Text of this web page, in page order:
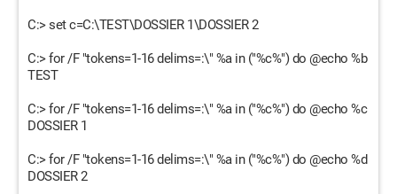
C:> set c=C:\TEST\DOSSIER 1\DOSSIER 2
C:> for /F "tokens=1-16 delims=:\" %a in ("%c%") do @echo %b
TEST
C:> for /F "tokens=1-16 delims=:\" %a in ("%c%") do @echo %c
DOSSIER 1
C:> for /F "tokens=1-16 delims=:\" %a in ("%c%") do @echo %d
DOSSIER 2